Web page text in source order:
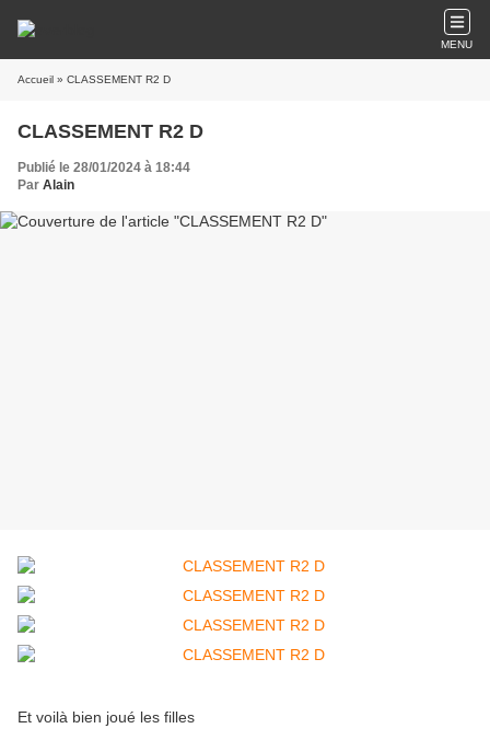
MENU
Accueil » CLASSEMENT R2 D
CLASSEMENT R2 D
Publié le 28/01/2024 à 18:44
Par Alain
Et voilà bien joué les filles